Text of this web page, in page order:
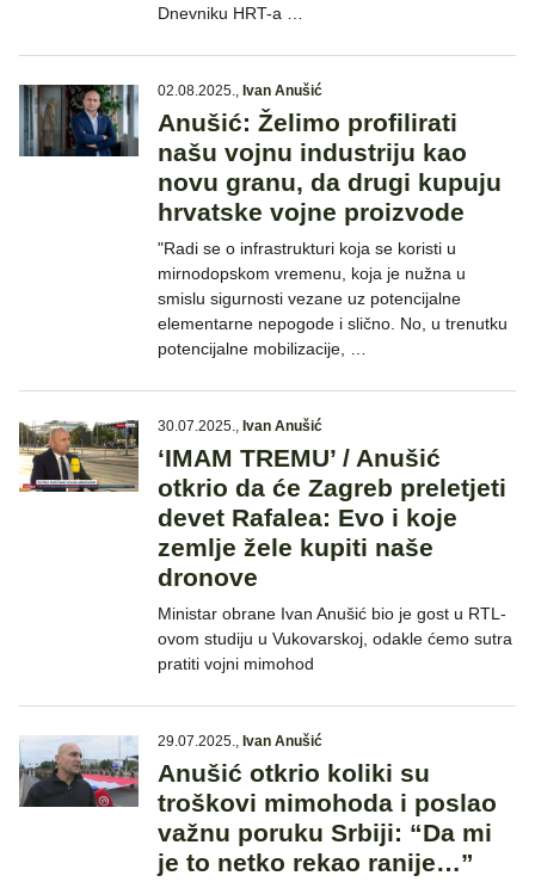
Dnevniku HRT-a …
02.08.2025., Ivan Anušić
Anušić: Želimo profilirati
našu vojnu industriju kao
novu granu, da drugi kupuju
hrvatske vojne proizvode
"Radi se o infrastrukturi koja se koristi u
mirnodopskom vremenu, koja je nužna u
smislu sigurnosti vezane uz potencijalne
elementarne nepogode i slično. No, u trenutku
potencijalne mobilizacije, …
30.07.2025., Ivan Anušić
‘IMAM TREMU’ / Anušić
otkrio da će Zagreb preletjeti
devet Rafalea: Evo i koje
zemlje žele kupiti naše
dronove
Ministar obrane Ivan Anušić bio je gost u RTL-
ovom studiju u Vukovarskoj, odakle ćemo sutra
pratiti vojni mimohod
29.07.2025., Ivan Anušić
Anušić otkrio koliki su
troškovi mimohoda i poslao
važnu poruku Srbiji: “Da mi
je to netko rekao ranije…”